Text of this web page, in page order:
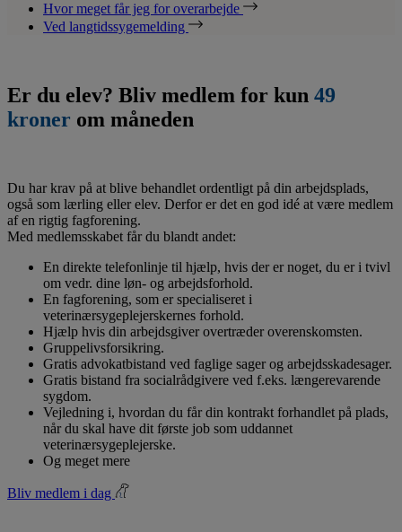
Hvor meget får jeg for overarbejde
Ved langtidssygemelding
Er du elev? Bliv medlem for kun 49
kroner om måneden
Du har krav på at blive behandlet ordentligt på din arbejdsplads,
også som lærling eller elev. Derfor er det en god idé at være medlem
af en rigtig fagforening.
Med medlemsskabet får du blandt andet:
En direkte telefonlinje til hjælp, hvis der er noget, du er i tvivl
om vedr. dine løn- og arbejdsforhold.
En fagforening, som er specialiseret i
veterinærsygeplejerskernes forhold.
Hjælp hvis din arbejdsgiver overtræder overenskomsten.
Gruppelivsforsikring.
Gratis advokatbistand ved faglige sager og arbejdsskadesager.
Gratis bistand fra socialrådgivere ved f.eks. længerevarende
sygdom.
Vejledning i, hvordan du får din kontrakt forhandlet på plads,
når du skal have dit første job som uddannet
veterinærsygeplejerske.
Og meget mere
Bliv medlem i dag